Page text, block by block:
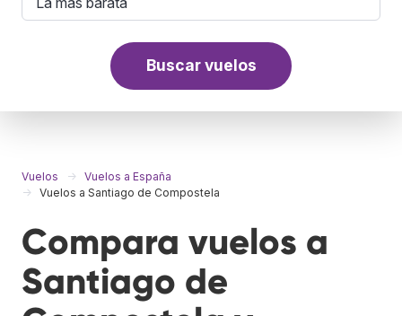
Buscar vuelos
Vuelos
Vuelos a España
Vuelos a Santiago de Compostela
Compara vuelos a
Santiago de